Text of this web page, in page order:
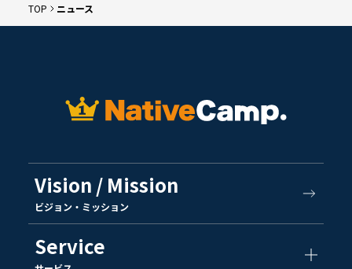
TOP ニュース
Vision / Mission
ビジョン・ミッション
Service